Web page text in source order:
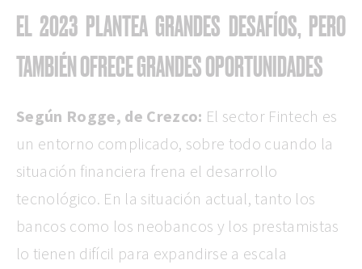
EL 2023 PLANTEA GRANDES DESAFÍOS, PERO
TAMBIÉN OFRECE GRANDES OPORTUNIDADES
Según Rogge, de Crezco: El sector Fintech es
un entorno complicado, sobre todo cuando la
situación financiera frena el desarrollo
tecnológico. En la situación actual, tanto los
bancos como los neobancos y los prestamistas
lo tienen difícil para expandirse a escala